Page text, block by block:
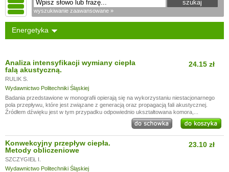
wyszukiwanie zaawansowane »
Energetyka
Analiza intensyfikacji wymiany ciepła
falą akustyczną.
RULIK S.
Wydawnictwo Politechniki Śląskiej
24.15 zł
Badania przedstawione w monografii opierają się na wykorzystaniu niestacjonarnego
pola przepływu, które jest związane z generacją oraz propagacją fali akustycznej.
Źródłem dźwięku jest w tym przypadku odpowiednio ukształtowana komora,...
Konwekcyjny przepływ ciepła.
Metody obliczeniowe
SZCZYGIEŁ I.
Wydawnictwo Politechniki Śląskiej
23.10 zł